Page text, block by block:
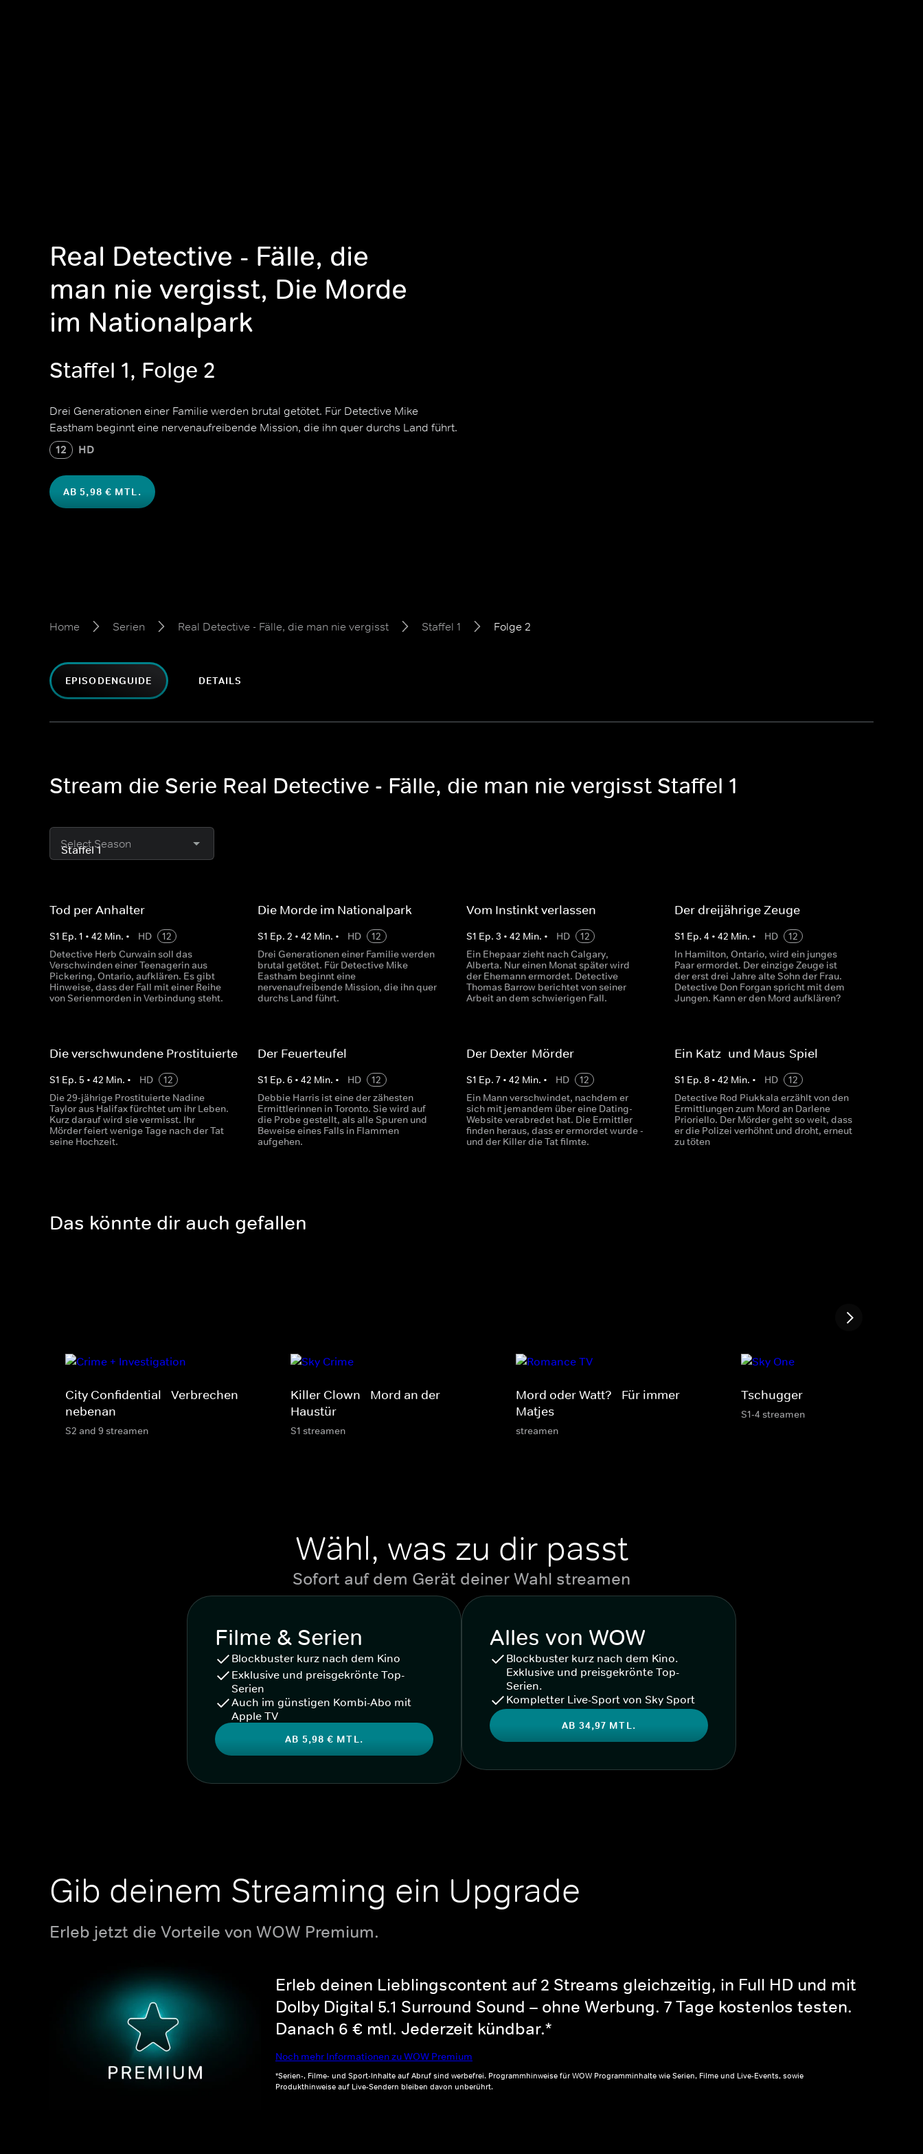
Real Detective - Fälle, die
man nie vergisst, Die Morde
im Nationalpark
Staffel 1, Folge 2
Drei Generationen einer Familie werden brutal getötet. Für Detective Mike
Eastham beginnt eine nervenaufreibende Mission, die ihn quer durchs Land führt.
12 HD
AB 5,98 € MTL.
Home Serien Real Detective - Fälle, die man nie vergisst Staffel 1 Folge 2
EPISODENGUIDE DETAILS
Stream die Serie Real Detective - Fälle, die man nie vergisst Staffel 1
Select Season
Tod per Anhalter
S1 Ep. 1 • 42 Min. • HD
12
Detective Herb Curwain soll das
Verschwinden einer Teenagerin aus
Pickering, Ontario, aufklären. Es gibt
Hinweise, dass der Fall mit einer Reihe
von Serienmorden in Verbindung steht.
Die Morde im Nationalpark
S1 Ep.2 •42 Min. • HD
12
Drei Generationen einer Familie werden
brutal getötet. Für Detective Mike
Eastham beginnt eine
nervenaufreibende Mission, die ihn quer
durchs Land führt.
Vom Instinkt verlassen
S1 Ep. 3 • 42 Min. • HD
12
Ein Ehepaar zieht nach Calgary,
Alberta. Nur einen Monat später wird
der Ehemann ermordet. Detective
Thomas Barrow berichtet von seiner
Arbeit an dem schwierigen Fall.
Der dreijährige Zeuge
S1 Ep. 4 • 42 Min. • HD
12
In Hamilton, Ontario, wird ein junges
Paar ermordet. Der einzige Zeuge ist
der erst drei Jahre alte Sohn der Frau.
Detective Don Forgan spricht mit dem
Jungen. Kann er den Mord aufklären?
Die verschwundene Prostituierte
S1 Ep. 5 • 42 Min. • HD
12
Die 29-jährige Prostituierte Nadine
Taylor aus Halifax fürchtet um ihr Leben.
Kurz darauf wird sie vermisst. Ihr
Mörder feiert wenige Tage nach der Tat
seine Hochzeit.
Der Feuerteufel
S1 Ep.6 •42 Min. • HD
12
Debbie Harris ist eine der zähesten
Ermittlerinnen in Toronto. Sie wird auf
die Probe gestellt, als alle Spuren und
Beweise eines Falls in Flammen
aufgehen.
Der Dexter-Mörder
S1 Ep. 7• 42 Min. • HD
12
Ein Mann verschwindet, nachdem er
sich mit jemandem über eine Dating-
Website verabredet hat. Die Ermittler
finden heraus, dass er ermordet wurde -
und der Killer die Tat filmte.
Ein Katz- und Maus-Spiel
S1 Ep. 8• 42 Min. • HD
12
Detective Rod Piukkala erzählt von den
Ermittlungen zum Mord an Darlene
Prioriello. Der Mörder geht so weit, dass
er die Polizei verhöhnt und droht, erneut
zu töten
Das könnte dir auch gefallen
City Confidential - Verbrechen
nebenan
S2 and 9 streamen
Killer Clown - Mord an der
Haustür
S1 streamen
Mord oder Watt? - Für immer
Matjes
streamen
Tschugger
S1-4 streamen
Wähl, was zu dir passt
Sofort auf dem Gerät deiner Wahl streamen
Filme & Serien
Blockbuster kurz nach dem Kino
Exklusive und preisgekrönte Top-
Serien
Auch im günstigen Kombi-Abo mit
Apple TV
AB 5,98 € MTL.
Alles von WOW
Blockbuster kurz nach dem Kino.
Exklusive und preisgekrönte Top-
Serien.
Kompletter Live-Sport von Sky Sport
AB 34,97 MTL.
Gib deinem Streaming ein Upgrade
Erleb jetzt die Vorteile von WOW Premium.
Erleb deinen Lieblingscontent auf 2 Streams gleichzeitig, in Full HD und mit
Dolby Digital 5.1 Surround Sound – ohne Werbung. 7 Tage kostenlos testen.
Danach 6 € mtl. Jederzeit kündbar.*
Noch mehr Informationen zu WOW Premium
*Serien-, Filme- und Sport-Inhalte auf Abruf sind werbefrei. Programmhinweise für WOW Programminhalte wie Serien, Filme und Live-Events, sowie
Produkthinweise auf Live-Sendern bleiben davon unberührt.